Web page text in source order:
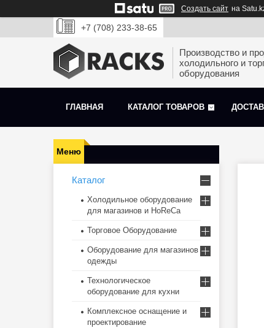
Создать сайт на
+7 (708) 233-38-65
Производство и
холодильного и
оборудования
ГЛАВНАЯ КАТАЛОГ ТОВАРОВ
Каталог
Холодильное оборудование
для магазинов и HoReCa
Торговое Оборудование
Оборудование для магазинов
одежды
Технологическое
оборудование для кухни
Комплексное оснащение и
проектирование